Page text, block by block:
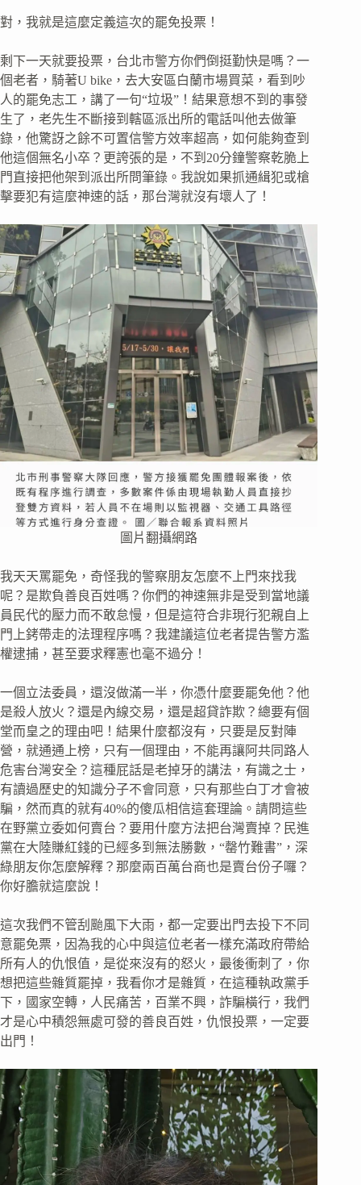
對，我就是這麼定義這次的罷免投票！
剩下一天就要投票，台北市警方你們倒挺勤快是嗎？一
個老者，騎著U bike，去大安區白蘭市場買菜，看到吵
人的罷免志工，講了一句“垃圾”！結果意想不到的事發
生了，老先生不斷接到轄區派出所的電話叫他去做筆
錄，他驚訝之餘不可置信警方效率超高，如何能夠查到
他這個無名小卒？更誇張的是，不到20分鐘警察乾脆上
門直接把他架到派出所問筆錄。我說如果抓通緝犯或槍
擊要犯有這麼神速的話，那台灣就沒有壞人了！
圖片翻攝網路
我天天罵罷免，奇怪我的警察朋友怎麼不上門來找我
呢？是欺負善良百姓嗎？你們的神速無非是受到當地議
員民代的壓力而不敢怠慢，但是這符合非現行犯親自上
門上銬帶走的法理程序嗎？我建議這位老者提告警方濫
權逮捕，甚至要求釋憲也毫不過分！
一個立法委員，還沒做滿一半，你憑什麼要罷免他？他
是殺人放火？還是內線交易，還是超貸詐欺？總要有個
堂而皇之的理由吧！結果什麼都沒有，只要是反對陣
營，就通通上榜，只有一個理由，不能再讓阿共同路人
危害台灣安全？這種屁話是老掉牙的講法，有識之士，
有讀過歷史的知識分子不會同意，只有那些白丁才會被
騙，然而真的就有40%的傻瓜相信這套理論。請問這些
在野黨立委如何賣台？要用什麼方法把台灣賣掉？民進
黨在大陸賺紅錢的已經多到無法勝數，“罄竹難書”，深
綠朋友你怎麼解釋？那麼兩百萬台商也是賣台份子囉？
你好膽就這麼說！
這次我們不管刮颱風下大雨，都一定要出門去投下不同
意罷免票，因為我的心中與這位老者一樣充滿政府帶給
所有人的仇恨值，是從來沒有的怒火，最後衝刺了，你
想把這些雜質罷掉，我看你才是雜質，在這種執政黨手
下，國家空轉，人民痛苦，百業不興，詐騙橫行，我們
才是心中積怨無處可發的善良百姓，仇恨投票，一定要
出門！